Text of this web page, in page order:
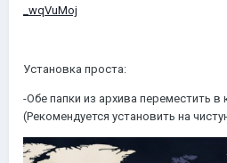
_wqVuMoj
Установка проста:
-Обе папки из архива переместить в
(Рекомендуется установить на